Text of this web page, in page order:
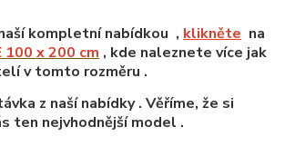
kompletní nabídkou , klikněte na
100 x 200 cm , kde naleznete více jak
v tomto rozměru .
z naší nabídky . Věříme, že si
ten nejvhodnější model .